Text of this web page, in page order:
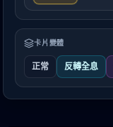
卡片變體
正常 反轉全息